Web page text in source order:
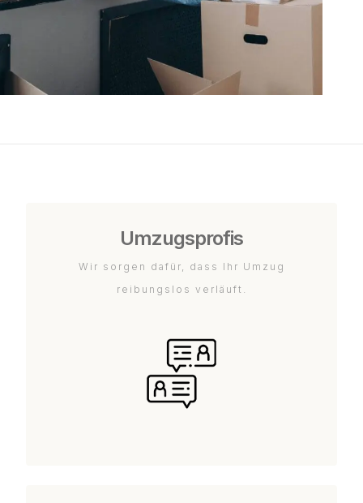
Umzugsprofis
Wir sorgen dafür, dass Ihr Umzug
reibungslos verläuft.